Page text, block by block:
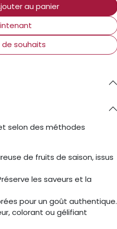
au panier
souhaits
selon des méthodes
de fruits de saison, issus
les saveurs et la
pour un goût authentique.
colorant ou gélifiant